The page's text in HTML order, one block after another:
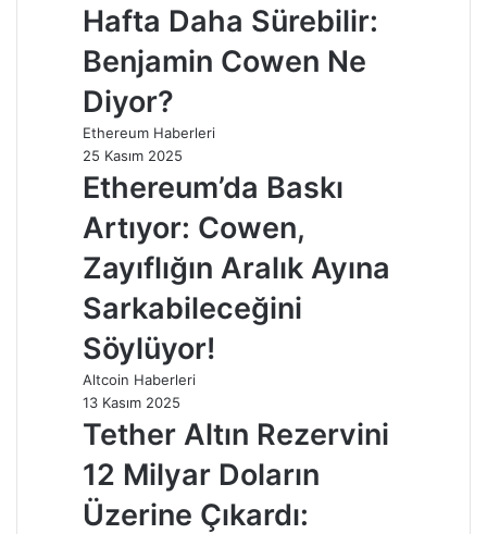
Hafta Daha Sürebilir:
Benjamin Cowen Ne
Diyor?
Ethereum Haberleri
25 Kasım 2025
Ethereum’da Baskı
Artıyor: Cowen,
Zayıflığın Aralık Ayına
Sarkabileceğini
Söylüyor!
Altcoin Haberleri
13 Kasım 2025
Tether Altın Rezervini
12 Milyar Doların
Üzerine Çıkardı: